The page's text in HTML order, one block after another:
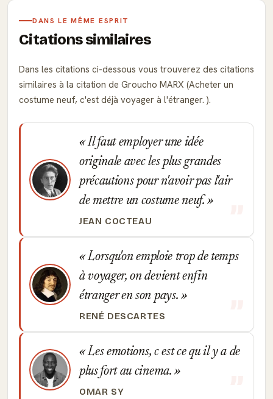
DANS LE MÊME ESPRIT
Citations similaires
Dans les citations ci-dessous vous trouverez des citations
similaires à la citation de Groucho MARX (Acheter un
costume neuf, c'est déjà voyager à l'étranger. ).
Il faut employer une idée
originale avec les plus grandes
précautions pour n'avoir pas l'air
de mettre un costume neuf.
JEAN COCTEAU
Lorsqu'on emploie trop de temps
à voyager, on devient enfin
étranger en son pays.
RENÉ DESCARTES
Les emotions, c est ce qu il y a de
plus fort au cinema.
OMAR SY